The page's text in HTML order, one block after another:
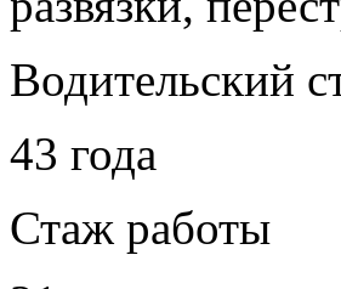
Водительский
43 года
Стаж работы